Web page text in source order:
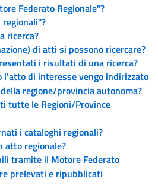
Federato Regionale"?
ricerca?
di atti si possono ricercare?
i risultati di una ricerca?
l'atto di interesse vengo indirizzato
regione/provincia autonoma?
tutte le Regioni/Province
i cataloghi regionali?
atto regionale?
tramite il Motore Federato
prelevati e ripubblicati